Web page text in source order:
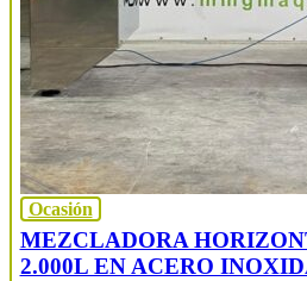
Ocasión
MEZCLADORA
2.000L EN ACERO